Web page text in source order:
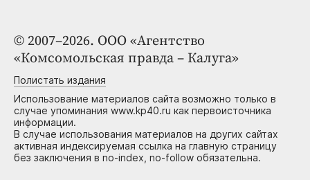
© 2007–2026. ООО «Агентство
«Комсомольская правда – Калуга»
Полистать издания
Использование материалов сайта возможно только в
случае упоминания www.kp40.ru как первоисточника
информации.
В случае использования материалов на других сайтах
активная индексируемая ссылка на главную страницу
без заключения в no-index, no-follow обязательна.